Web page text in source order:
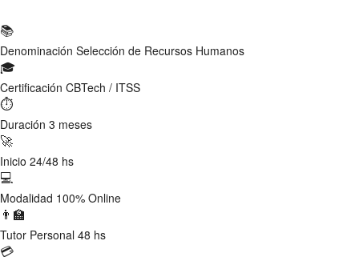
📚
Denominación Selección de Recursos Humanos
🎓
Certificación CBTech / ITSS
⏱
Duración 3 meses
🚀
Inicio 24/48 hs
💻
Modalidad 100% Online
👨‍🏫
Tutor Personal 48 hs
💳